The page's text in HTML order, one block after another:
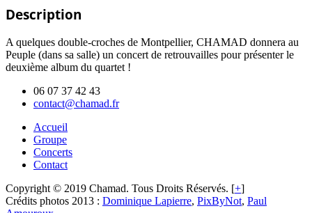
Description
A quelques double-croches de Montpellier, CHAMAD donnera au
Peuple (dans sa salle) un concert de retrouvailles pour présenter le
deuxième album du quartet !
06 07 37 42 43
contact@chamad.fr
Accueil
Groupe
Concerts
Contact
Copyright © 2019 Chamad. Tous Droits Réservés. [+]
Crédits photos 2013 : Dominique Lapierre, PixByNot, Paul